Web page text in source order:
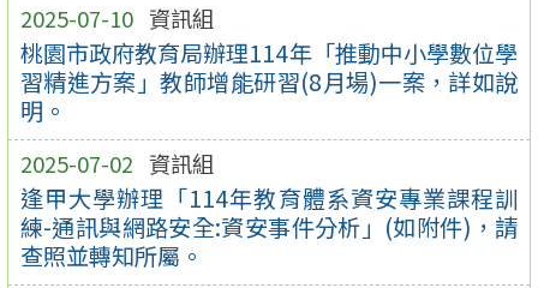
2025-07-10 資訊組
桃園市政府教育局辦理114年「推動中小學數位學
習精進方案」教師增能研習(8月場)一案，詳如說
明。
2025-07-02 資訊組
逢甲大學辦理「114年教育體系資安專業課程訓
練-通訊與網路安全:資安事件分析」(如附件)，請
查照並轉知所屬。